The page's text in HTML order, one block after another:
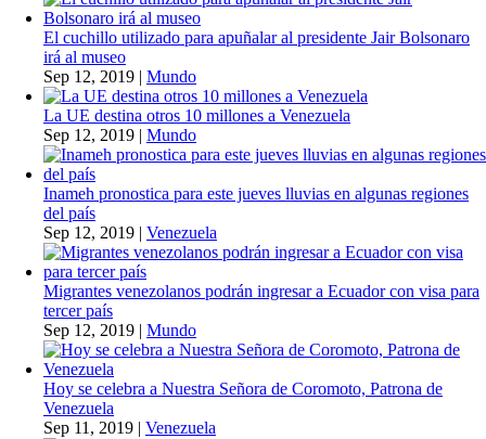
El cuchillo utilizado para apuñalar al presidente Jair Bolsonaro
irá al museo
Sep 12, 2019 | Mundo
La UE destina otros 10 millones a Venezuela
Sep 12, 2019 | Mundo
Inameh pronostica para este jueves lluvias en algunas regiones
del país
Sep 12, 2019 | Venezuela
Migrantes venezolanos podrán ingresar a Ecuador con visa para
tercer país
Sep 12, 2019 | Mundo
Hoy se celebra a Nuestra Señora de Coromoto, Patrona de
Venezuela
Sep 11, 2019 | Venezuela